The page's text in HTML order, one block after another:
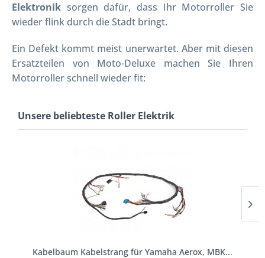
Elektronik sorgen dafür, dass Ihr Motorroller Sie
wieder flink durch die Stadt bringt.
Ein Defekt kommt meist unerwartet. Aber mit diesen
Ersatzteilen von Moto-Deluxe machen Sie Ihren
Motorroller schnell wieder fit:
Unsere beliebteste Roller Elektrik
Kabelbaum Kabelstrang für Yamaha Aerox, MBK...